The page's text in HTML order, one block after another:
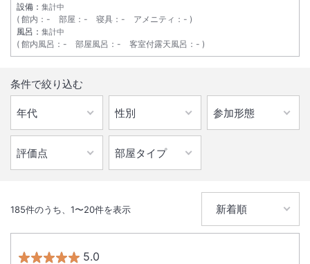
設備： 集計中
館内 ： - 部屋 ： - 寝具 ： - アメニティ ： -
風呂： 集計中
館内風呂 ： - 部屋風呂 ： - 客室付露天風呂 ： -
条件で絞り込む
185件のうち、 1〜20件を表示
5.0